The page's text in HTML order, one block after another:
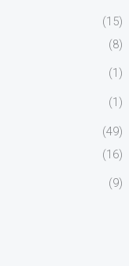
(15)
(8)
(1)
(1)
(49)
(16)
(9)